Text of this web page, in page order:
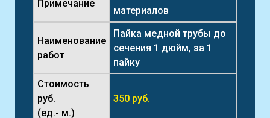
Примечание
материалов
Наименование
работ
Пайка медной трубы до
сечения 1 дюйм, за 1
пайку
Стоимость
руб.
(ед.- м.)
350 руб.